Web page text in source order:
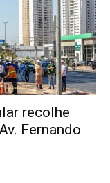
recolhe
Fernando